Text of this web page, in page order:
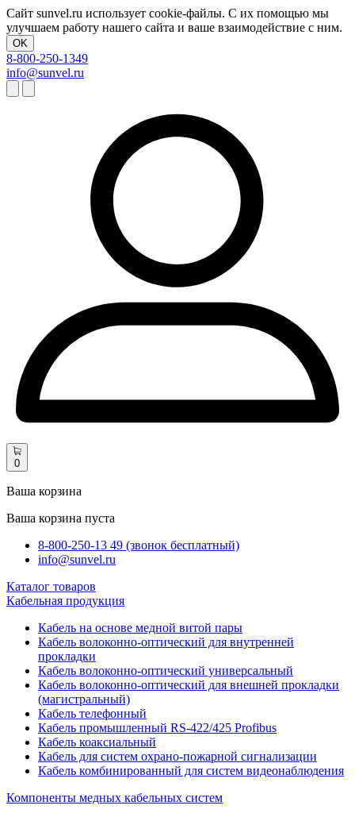
Сайт sunvel.ru использует cookie-файлы. С их помощью мы
улучшаем работу нашего сайта и ваше взаимодействие с ним.
OK
8-800-250-1349
info@sunvel.ru
0
Ваша корзина
Ваша корзина пуста
8-800-250-13 49 (звонок бесплатный)
info@sunvel.ru
Каталог товаров
Кабельная продукция
Кабель на основе медной витой пары
Кабель волоконно-оптический для внутренней
прокладки
Кабель волоконно-оптический универсальный
Кабель волоконно-оптический для внешней прокладки
(магистральный)
Кабель телефонный
Кабель промышленный RS-422/425 Profibus
Кабель коаксиальный
Кабель для систем охрано-пожарной сигнализации
Кабель комбинированный для систем видеонаблюдения
Компоненты медных кабельных систем